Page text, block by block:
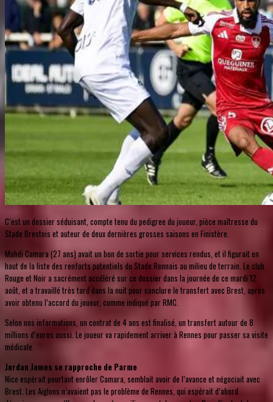
C’est un dossier séduisant, compte tenu du pedigree du joueur, pièce maîtresse du
Stade Brestois et auteur de deux dernières grosses saisons en Finistère.
Mahdi Camara (27 ans) avait un bon de sortie pour services rendus, et il figurait en
haut de la liste des renforts potentiels du Stade Rennais au milieu de terrain. Le club
Rouge et Noir a sacrément accéléré sur ce dossier dans la journée de ce mardi 12
août, et a travaillé très tard dans la nuit pour conclure le transfert avec Brest, après
avoir obtenu l’accord du joueur, comme indiqué par RMC.
Selon nos informations, un contrat de 4 ans est finalisé, un transfert autour de 8
millions d’euros aussi. Le joueur va rapidement arriver à Rennes pour passer sa visite
médicale.
Jordan James se rapproche de Parme
Nice espérait pourtant enrôler Camara, semblait avoir de l’avance et négociait avec
Brest. Les Aiglons n’avaient pas le problème de Rennes, qui espérait d’abord